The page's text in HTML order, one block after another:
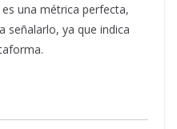
una métrica perfecta,
señalarlo, ya que indica